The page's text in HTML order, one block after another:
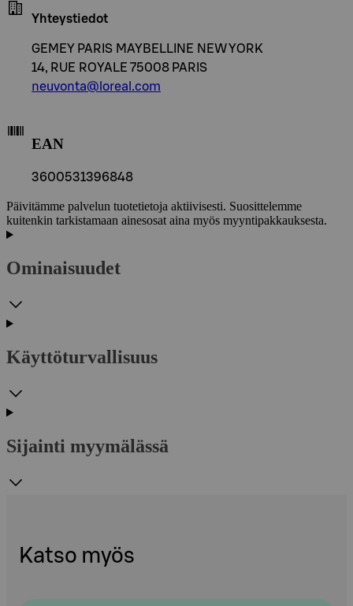
Yhteystiedot
GEMEY PARIS MAYBELLINE NEW YORK
14, RUE ROYALE 75008 PARIS
neuvonta@loreal.com
EAN
3600531396848
Päivitämme palvelun tuotetietoja aktiivisesti. Suosittelemme
kuitenkin tarkistamaan ainesosat aina myös myyntipakkauksesta.
Ominaisuudet
Käyttöturvallisuus
Sijainti myymälässä
Katso myös